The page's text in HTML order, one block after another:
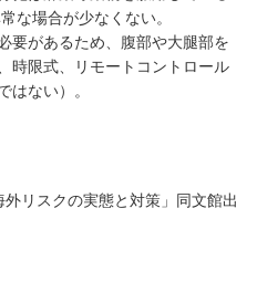
な場合が少なくない。
要があるため、腹部や大腿部を
時限式、リモートコントロール
はない）。
リスクの実態と対策」同文館出